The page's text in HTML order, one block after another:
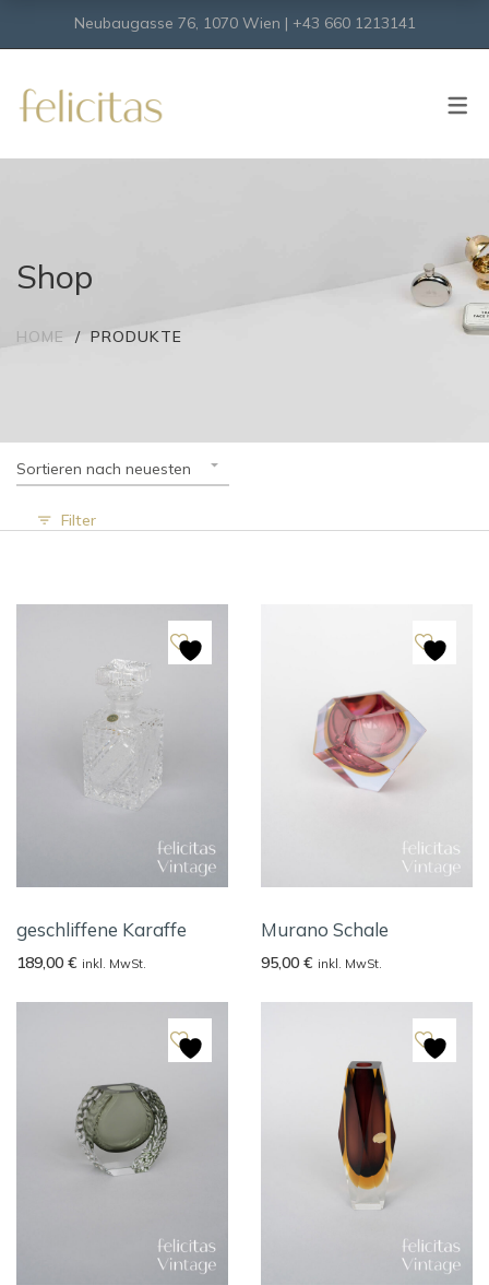
Neubaugasse 76, 1070 Wien | +43 660 1213141
Shop
HOME PRODUKTE
Sortieren nach neuesten
Filter
geschliffene Karaffe
189,00 € inkl. MwSt.
Murano Schale
95,00 € inkl. MwSt.